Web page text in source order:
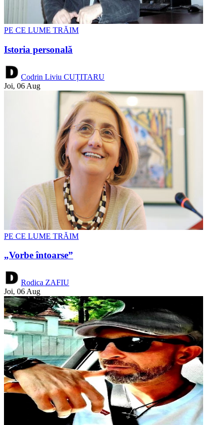
PE CE LUME TRĂIM
Istoria personală
Codrin Liviu CUȚITARU
Joi, 06 Aug
PE CE LUME TRĂIM
„Vorbe întoarse”
Rodica ZAFIU
Joi, 06 Aug